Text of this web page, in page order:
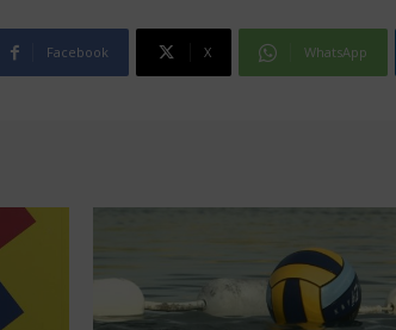
Facebook X WhatsApp